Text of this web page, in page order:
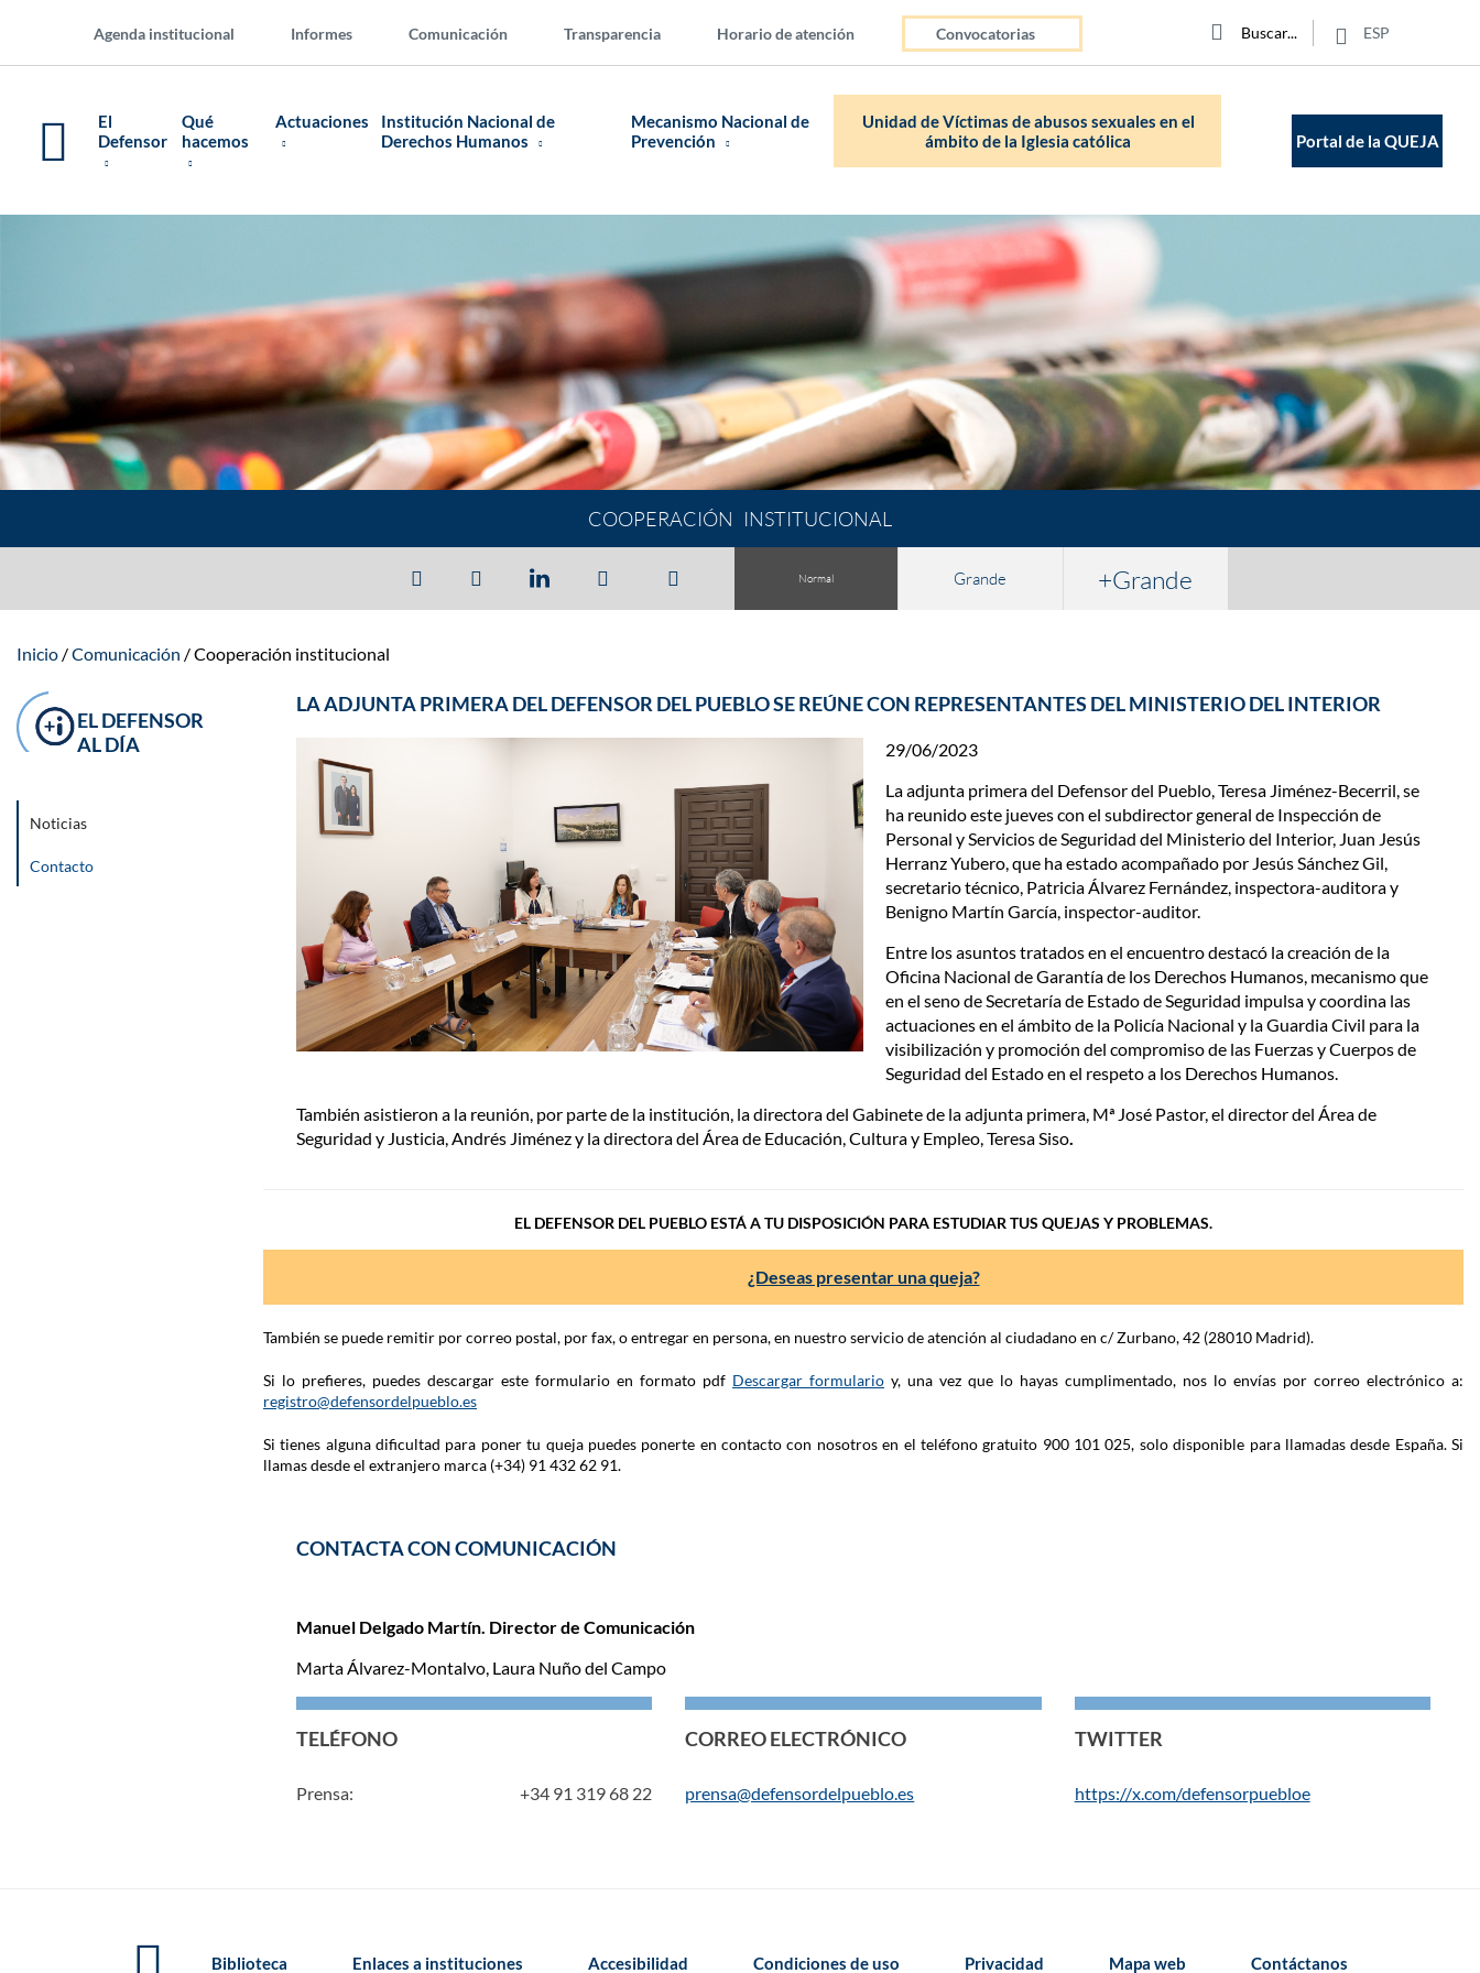
Agenda institucional Informes Comunicación Transparencia Horario de atención Convocatorias
Buscar
Click para buscar
Buscar ESP
El
Defensor
Qué
hacemos
Actuaciones
Institución Nacional de
Derechos Humanos
Mecanismo Nacional de
Prevención
Unidad de Víctimas de abusos sexuales en el
ámbito de la Iglesia católica
Portal de la QUEJA
COOPERACIÓN INSTITUCIONAL
Normal Grande +Grande
Inicio Comunicación Cooperación institucional
LA ADJUNTA PRIMERA DEL DEFENSOR DEL PUEBLO SE REÚNE CON REPRESENTANTES DEL MINISTERIO DEL INTERIOR
29/06/2023
La adjunta primera del Defensor del Pueblo, Teresa Jiménez-Becerril, se
ha reunido este jueves con el subdirector general de Inspección de
Personal y Servicios de Seguridad del Ministerio del Interior, Juan Jesús
Herranz Yubero, que ha estado acompañado por Jesús Sánchez Gil,
secretario técnico, Patricia Álvarez Fernández, inspectora-auditora y
Benigno Martín García, inspector-auditor.
Entre los asuntos tratados en el encuentro destacó la creación de la
Oficina Nacional de Garantía de los Derechos Humanos, mecanismo que
en el seno de Secretaría de Estado de Seguridad impulsa y coordina las
actuaciones en el ámbito de la Policía Nacional y la Guardia Civil para la
visibilización y promoción del compromiso de las Fuerzas y Cuerpos de
Seguridad del Estado en el respeto a los Derechos Humanos.
También asistieron a la reunión, por parte de la institución, la directora del Gabinete de la adjunta primera, Mª José Pastor, el director del Área de
Seguridad y Justicia, Andrés Jiménez y la directora del Área de Educación, Cultura y Empleo, Teresa Siso.
EL DEFENSOR DEL PUEBLO ESTÁ A TU DISPOSICIÓN PARA ESTUDIAR TUS QUEJAS Y PROBLEMAS.
¿Deseas presentar una queja?
También se puede remitir por correo postal, por fax, o entregar en persona, en nuestro servicio de atención al ciudadano en c/ Zurbano, 42 (28010 Madrid).
Si lo prefieres, puedes descargar este formulario en formato pdf Descargar formulario y, una vez que lo hayas cumplimentado, nos lo envías por correo electrónico a:
registro@defensordelpueblo.es
Si tienes alguna dificultad para poner tu queja puedes ponerte en contacto con nosotros en el teléfono gratuito 900 101 025, solo disponible para llamadas desde España. Si
llamas desde el extranjero marca (+34) 91 432 62 91.
CONTACTA CON COMUNICACIÓN
Manuel Delgado Martín. Director de Comunicación
Marta Álvarez-Montalvo, Laura Nuño del Campo
TELÉFONO
Prensa: +34 91 319 68 22
CORREO ELECTRÓNICO
prensa@defensordelpueblo.es
TWITTER
https://x.com/defensorpuebloe
EL DEFENSOR
AL DÍA
Noticias
Contacto
Biblioteca Enlaces a instituciones Accesibilidad Condiciones de uso Privacidad Mapa web Contáctanos